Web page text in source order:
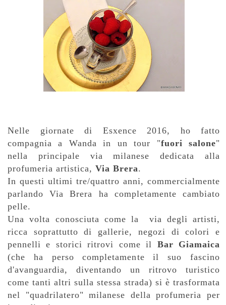
Nelle giornate di Esxence 2016, ho fatto
compagnia a Wanda in un tour "fuori salone"
nella principale via milanese dedicata alla
profumeria artistica, Via Brera.
In questi ultimi tre/quattro anni, commercialmente
parlando Via Brera ha completamente cambiato
pelle.
Una volta conosciuta come la via degli artisti,
ricca soprattutto di gallerie, negozi di colori e
pennelli e storici ritrovi come il Bar Giamaica
(che ha perso completamente il suo fascino
d'avanguardia, diventando un ritrovo turistico
come tanti altri sulla stessa strada) si è trasformata
nel "quadrilatero" milanese della profumeria per